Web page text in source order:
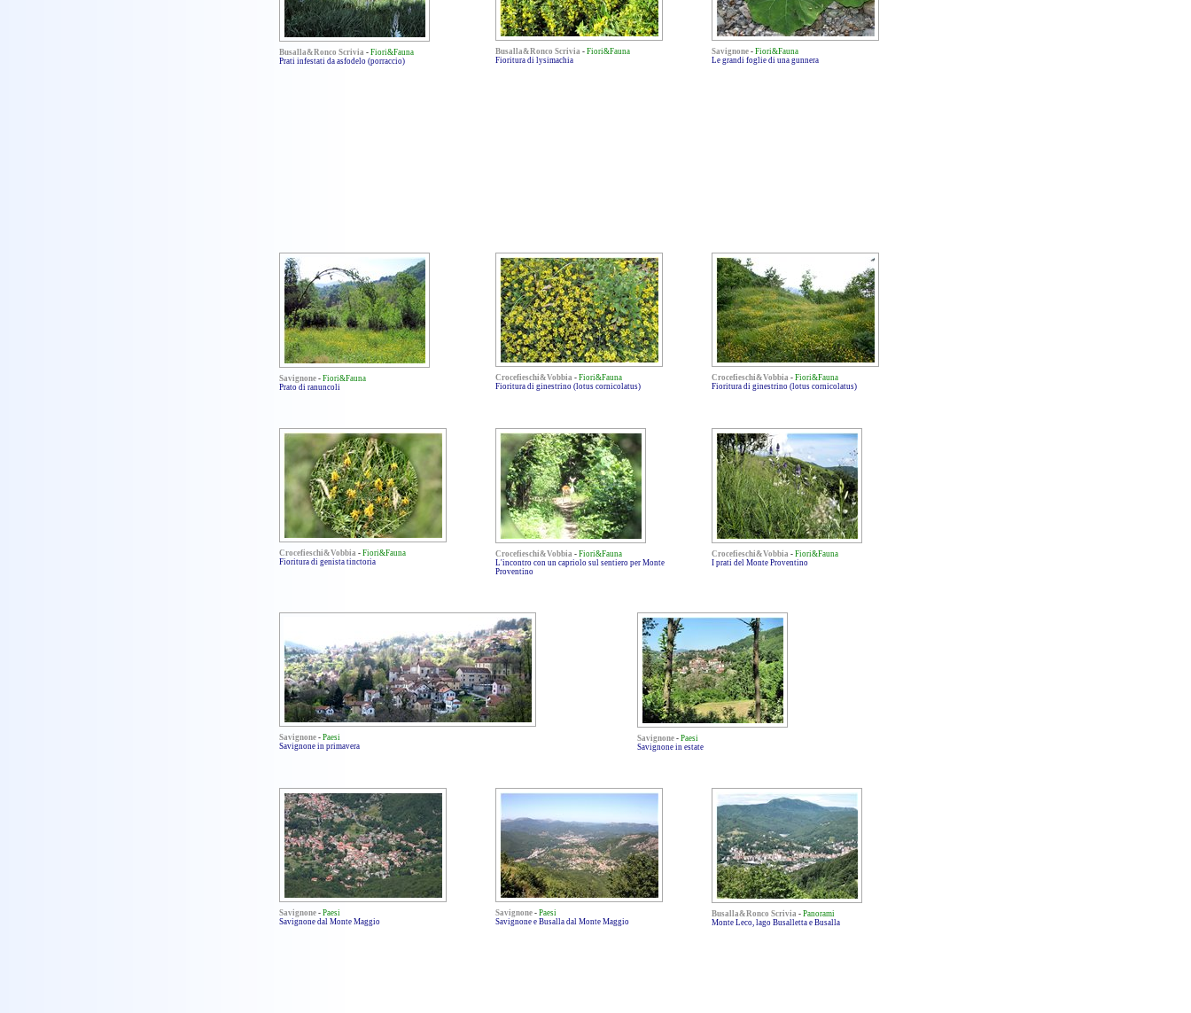
Busalla&Ronco Scrivia - Fiori&Fauna
Prati infestati da asfodelo (porraccio)
Busalla&Ronco Scrivia - Fiori&Fauna
Fioritura di lysimachia
Savignone - Fiori&Fauna
Le grandi foglie di una gunnera
Savignone - Fiori&Fauna
Prato di ranuncoli
Crocefieschi&Vobbia - Fiori&Fauna
Fioritura di ginestrino (lotus cornicolatus)
Crocefieschi&Vobbia - Fiori&Fauna
Fioritura di ginestrino (lotus cornicolatus)
Crocefieschi&Vobbia - Fiori&Fauna
Fioritura di genista tinctoria
Crocefieschi&Vobbia - Fiori&Fauna
L'incontro con un capriolo sul sentiero per Monte
Proventino
Crocefieschi&Vobbia - Fiori&Fauna
I prati del Monte Proventino
Savignone - Paesi
Savignone in primavera
Savignone - Paesi
Savignone in estate
Savignone - Paesi
Savignone dal Monte Maggio
Savignone - Paesi
Savignone e Busalla dal Monte Maggio
Busalla&Ronco Scrivia - Panorami
Monte Leco, lago Busalletta e Busalla